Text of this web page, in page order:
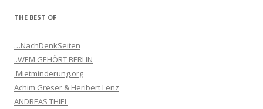
THE BEST OF
…NachDenkSeiten
..WEM GEHÖRT BERLIN
.Mietminderung.org
Achim Greser & Heribert Lenz
ANDREAS THIEL